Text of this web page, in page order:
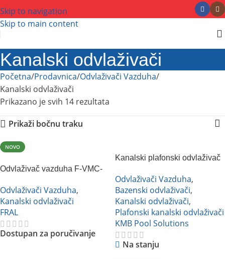
Skip to navigation
Skip to main content
Kanalski odvlaživači
Početna Prodavnica Odvlaživači Vazduha
Kanalski odvlaživači
Prikazano je svih 14 rezultata
Prikaži bočnu traku
NOVO
Odvlaživač vazduha F-VMC-
Fral
Odvlaživači Vazduha,
Kanalski odvlaživači
FRAL
Dostupan za poručivanje
Kanalski plafonski odvlaživač
Odvlaživači Vazduha,
Bazenski odvlaživači,
Kanalski odvlaživači,
Plafonski kanalski odvlaživači
KMB Pool Solutions
Na stanju